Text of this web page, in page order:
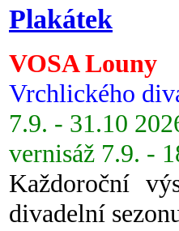
Plakátek
VOSA Louny
Vrchlického
7.9. - 31.10
vernisáž 7.9. -
Každoroční
divadelní